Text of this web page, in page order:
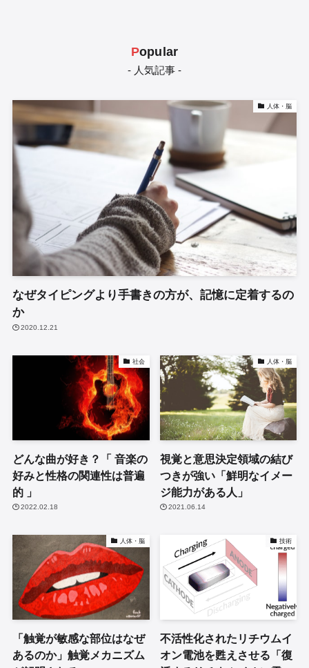
Popular
- 人気記事 -
人体・脳
なぜタイピングより手書きの方が、記憶に定着するの
か
2020.12.21
社会
どんな曲が好き？「 音楽の
好みと性格の関連性は普遍
的 」
2022.02.18
人体・脳
視覚と意思決定領域の結び
つきが強い「鮮明なイメー
ジ能力がある人」
2021.06.14
人体・脳
「触覚が敏感な部位はなぜ
あるのか」触覚メカニズム
技術
不活性化されたリチウムイ
オン電池を甦えさせる「復